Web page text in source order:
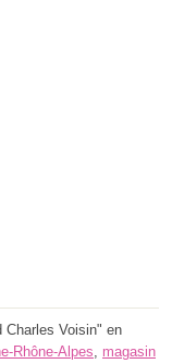
Charles Voisin" en
Rhône-Alpes magasin